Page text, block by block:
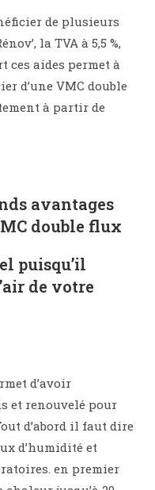
de plusieurs
la TVA à 5,5 %,
ces aides permet à
d’une VMC double
à partir de
avantages
double flux
puisqu’il
de votre
d’avoir
et renouvelé pour
d’abord il faut dire
d’humidité et
en premier